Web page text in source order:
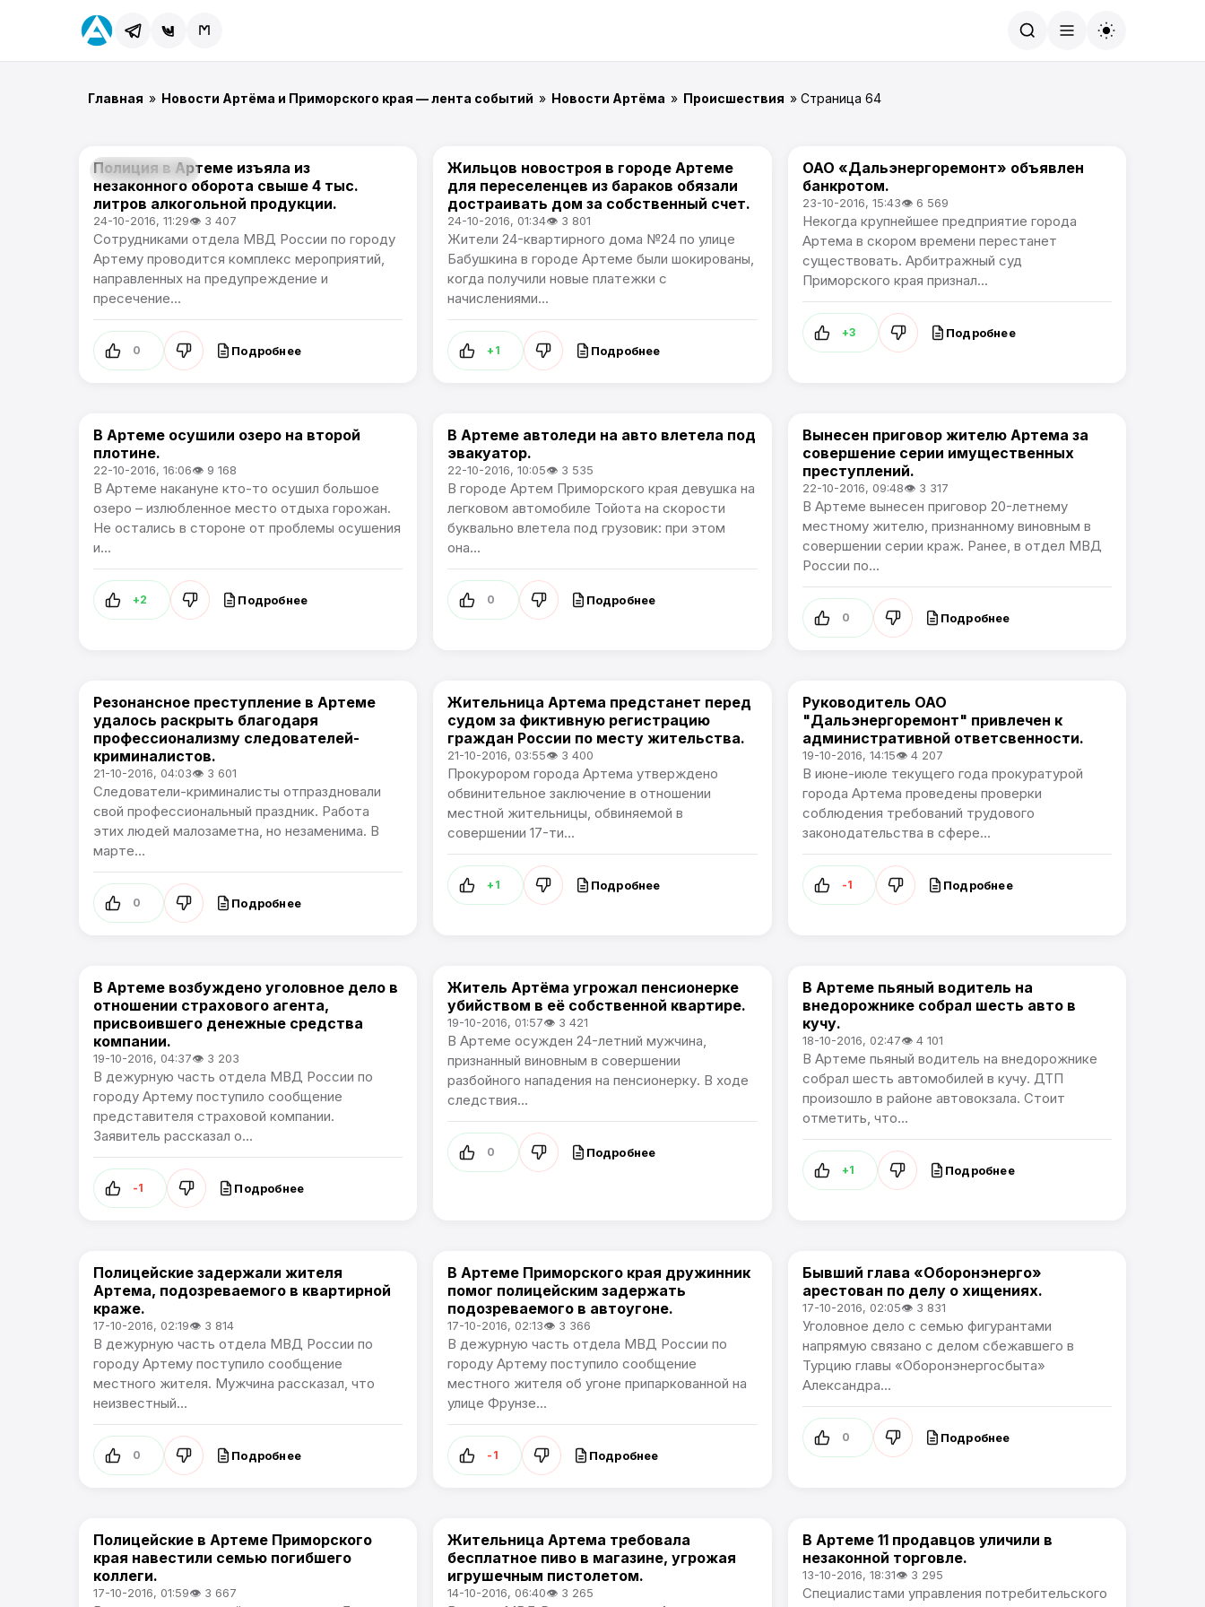
Главная » Новости Артёма и Приморского края — лента событий » Новости Артёма » Происшествия » Страница 64
Происшествия
Полиция в Артеме изъяла из
незаконного оборота свыше 4 тыс.
литров алкогольной продукции.
24-10-2016, 11:29👁 3 407
Сотрудниками отдела МВД России по городу
Артему проводится комплекс мероприятий,
направленных на предупреждение и
пресечение...
0 Подробнее
Происшествия
Жильцов новостроя в городе Артеме
для переселенцев из бараков обязали
достраивать дом за собственный счет.
24-10-2016, 01:34👁 3 801
Жители 24-квартирного дома №24 по улице
Бабушкина в городе Артеме были шокированы,
когда получили новые платежки с
начислениями...
+1 Подробнее
Происшествия
ОАО «Дальэнергоремонт» объявлен
банкротом.
23-10-2016, 15:43👁 6 569
Некогда крупнейшее предприятие города
Артема в скором времени перестанет
существовать. Арбитражный суд
Приморского края признал...
+3 Подробнее
Происшествия
В Артеме осушили озеро на второй
плотине.
22-10-2016, 16:06👁 9 168
В Артеме накануне кто-то осушил большое
озеро – излюбленное место отдыха горожан.
Не остались в стороне от проблемы осушения
и...
+2 Подробнее
Происшествия
В Артеме автоледи на авто влетела под
эвакуатор.
22-10-2016, 10:05👁 3 535
В городе Артем Приморского края девушка на
легковом автомобиле Тойота на скорости
буквально влетела под грузовик: при этом
она...
0 Подробнее
Происшествия
Вынесен приговор жителю Артема за
совершение серии имущественных
преступлений.
22-10-2016, 09:48👁 3 317
В Артеме вынесен приговор 20-летнему
местному жителю, признанному виновным в
совершении серии краж. Ранее, в отдел МВД
России по...
0 Подробнее
Происшествия
Резонансное преступление в Артеме
удалось раскрыть благодаря
профессионализму следователей-
криминалистов.
21-10-2016, 04:03👁 3 601
Следователи-криминалисты отпраздновали
свой профессиональный праздник. Работа
этих людей малозаметна, но незаменима. В
марте...
0 Подробнее
Происшествия
Жительница Артема предстанет перед
судом за фиктивную регистрацию
граждан России по месту жительства.
21-10-2016, 03:55👁 3 400
Прокурором города Артема утверждено
обвинительное заключение в отношении
местной жительницы, обвиняемой в
совершении 17-ти...
+1 Подробнее
Происшествия
Руководитель ОАО
"Дальэнергоремонт" привлечен к
административной ответсвенности.
19-10-2016, 14:15👁 4 207
В июне-июле текущего года прокуратурой
города Артема проведены проверки
соблюдения требований трудового
законодательства в сфере...
-1 Подробнее
Происшествия
В Артеме возбуждено уголовное дело в
отношении страхового агента,
присвоившего денежные средства
компании.
19-10-2016, 04:37👁 3 203
В дежурную часть отдела МВД России по
городу Артему поступило сообщение
представителя страховой компании.
Заявитель рассказал о...
-1 Подробнее
Происшествия
Житель Артёма угрожал пенсионерке
убийством в её собственной квартире.
19-10-2016, 01:57👁 3 421
В Артеме осужден 24-летний мужчина,
признанный виновным в совершении
разбойного нападения на пенсионерку. В ходе
следствия...
0 Подробнее
Происшествия
В Артеме пьяный водитель на
внедорожнике собрал шесть авто в
кучу.
18-10-2016, 02:47👁 4 101
В Артеме пьяный водитель на внедорожнике
собрал шесть автомобилей в кучу. ДТП
произошло в районе автовокзала. Стоит
отметить, что...
+1 Подробнее
Происшествия
Полицейские задержали жителя
Артема, подозреваемого в квартирной
краже.
17-10-2016, 02:19👁 3 814
В дежурную часть отдела МВД России по
городу Артему поступило сообщение
местного жителя. Мужчина рассказал, что
неизвестный...
0 Подробнее
Происшествия
В Артеме Приморского края дружинник
помог полицейским задержать
подозреваемого в автоугоне.
17-10-2016, 02:13👁 3 366
В дежурную часть отдела МВД России по
городу Артему поступило сообщение
местного жителя об угоне припаркованной на
улице Фрунзе...
-1 Подробнее
Происшествия
Бывший глава «Оборонэнерго»
арестован по делу о хищениях.
17-10-2016, 02:05👁 3 831
Уголовное дело с семью фигурантами
напрямую связано с делом сбежавшего в
Турцию главы «Оборонэнергосбыта»
Александра...
0 Подробнее
Происшествия
Полицейские в Артеме Приморского
края навестили семью погибшего
коллеги.
17-10-2016, 01:59👁 3 667
Происшествия
Жительница Артема требовала
бесплатное пиво в магазине, угрожая
игрушечным пистолетом.
14-10-2016, 06:40👁 3 265
Происшествия
В Артеме 11 продавцов уличили в
незаконной торговле.
13-10-2016, 18:31👁 3 295
Специалистами управления потребительского